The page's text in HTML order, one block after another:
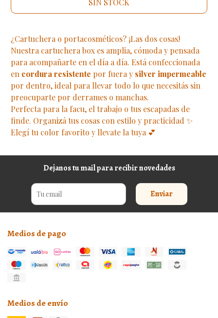
SIN STOCK
¿Cartuchera o portacosméticos? ¡Las dos cosas!
Nuestra cartuchera box es amplia, cómoda y pensada
para acompañarte en el día a día. Está confeccionada
en cordura resistente por fuera y silver impermeable
por dentro, ideal para llevar todo lo que necesitás sin
preocuparte por derrames o manchas.
Perfecta para la facu, el trabajo o tus escapadas de
finde. Organizá tus cosas con estilo y practicidad ✨
Elegí tu color favorito y llevate la tuya 💕
Dejanos tu mail para recibir novedades
Enviar
Medios de pago
Medios de envío